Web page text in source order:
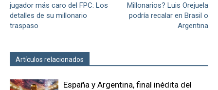
jugador más caro del FPC: Los
detalles de su millonario
traspaso
Millonarios? Luis Orejuela
podría recalar en Brasil o
Argentina
Artículos relacionados
España y Argentina, final inédita del